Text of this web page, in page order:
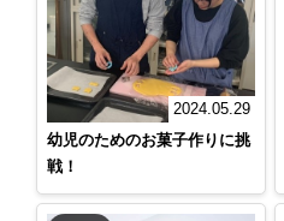
2024.05.29
幼児のためのお菓子作りに挑
戦！